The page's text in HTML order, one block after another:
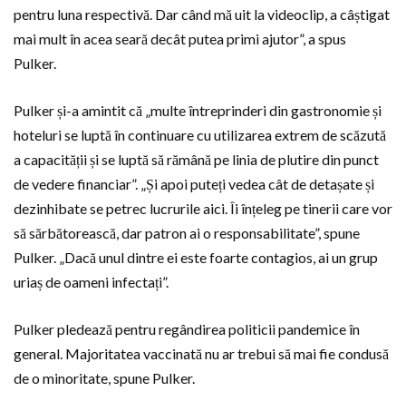
pentru luna respectivă. Dar când mă uit la videoclip, a câștigat
mai mult în acea seară decât putea primi ajutor”, a spus
Pulker.
Pulker și-a amintit că „multe întreprinderi din gastronomie și
hoteluri se luptă în continuare cu utilizarea extrem de scăzută
a capacității și se luptă să rămână pe linia de plutire din punct
de vedere financiar”. „Și apoi puteți vedea cât de detașate și
dezinhibate se petrec lucrurile aici. Îi înțeleg pe tinerii care vor
să sărbătorească, dar patron ai o responsabilitate”, spune
Pulker. „Dacă unul dintre ei este foarte contagios, ai un grup
uriaș de oameni infectați”.
Pulker pledează pentru regândirea politicii pandemice în
general. Majoritatea vaccinată nu ar trebui să mai fie condusă
de o minoritate, spune Pulker.